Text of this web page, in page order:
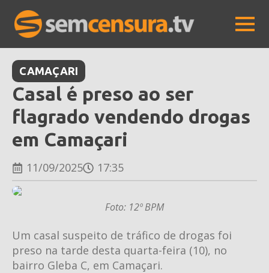
CAMAÇARI
Casal é preso ao ser
flagrado vendendo drogas
em Camaçari
11/09/2025 17:35
Foto: 12º BPM
Um casal suspeito de tráfico de drogas foi
preso na tarde desta quarta-feira (10), no
bairro Gleba C, em Camaçari.